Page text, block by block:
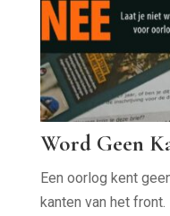
Word Geen
Een oorlog kent
kanten van het